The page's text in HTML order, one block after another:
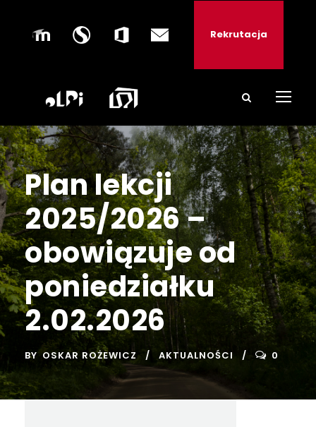
Rekrutacja
Plan lekcji
2025/2026 –
obowiązuje od
poniedziałku
2.02.2026
BY OSKAR ROŻEWICZ AKTUALNOŚCI 0